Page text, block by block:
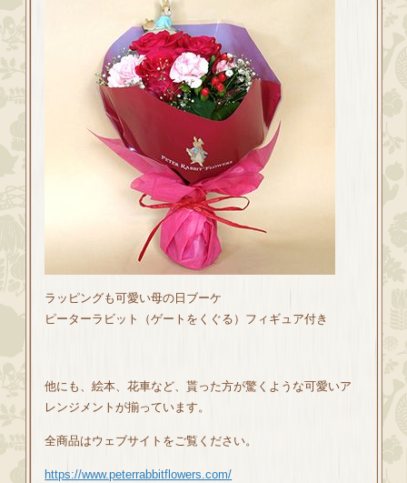
ラッピングも可愛い母の日ブーケ
ピーターラビット（ゲートをくぐる）フィギュア付き
他にも、絵本、花車など、貰った方が驚くような可愛いア
レンジメントが揃っています。
全商品はウェブサイトをご覧ください。
https://www.peterrabbitflowers.com/